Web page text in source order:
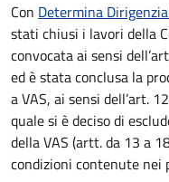
Con Determina
stati chiusi i lavori della
convocata ai sensi
ed è stata conclusa la
a VAS, ai sensi dell’art.
quale si è deciso di
della VAS (artt. da 13 a
condizioni contenute nei